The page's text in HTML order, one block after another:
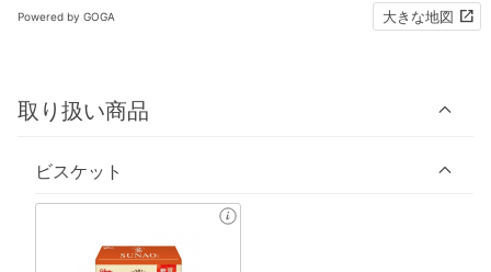
Powered by GOGA 大きな地図
取り扱い商品
ビスケット